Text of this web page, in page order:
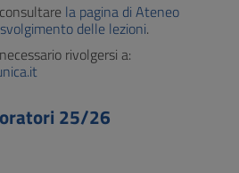
la pagina di Ateneo
delle lezioni.
rivolgersi a:
25/26